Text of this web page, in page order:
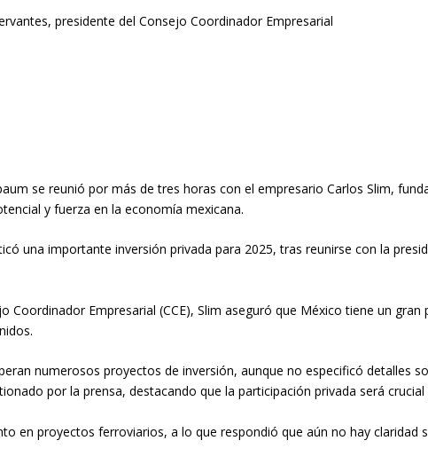
se reunió por más de tres horas con el empresario Carlos Slim,
y fuerza en la economía mexicana.
una importante inversión privada para 2025, tras reunirse con la
Coordinador Empresarial (CCE), Slim aseguró que México tiene un
numerosos proyectos de inversión, aunque no especificó detalles
por la prensa, destacando que la participación privada será
en proyectos ferroviarios, a lo que respondió que aún no hay claridad